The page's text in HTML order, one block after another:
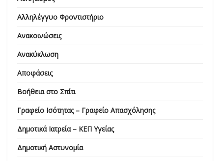
Αλληλέγγυο Φροντιστήριο
Ανακοινώσεις
Ανακύκλωση
Αποφάσεις
Βοήθεια στο Σπίτι
Γραφείο Ισότητας – Γραφείο Απασχόλησης
Δημοτικά Ιατρεία – ΚΕΠ Υγείας
Δημοτική Αστυνομία